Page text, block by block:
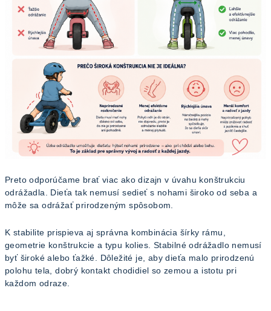
Preto odporúčame brať viac ako dizajn v úvahu konštrukciu
odrážadla. Dieťa tak nemusí sedieť s nohami široko od seba a
môže sa odrážať prirodzeným spôsobom.
K stabilite prispieva aj správna kombinácia šírky rámu,
geometrie konštrukcie a typu kolies. Stabilné odrážadlo nemusí
byť široké alebo ťažké. Dôležité je, aby dieťa malo prirodzenú
polohu tela, dobrý kontakt chodidiel so zemou a istotu pri
každom odraze.